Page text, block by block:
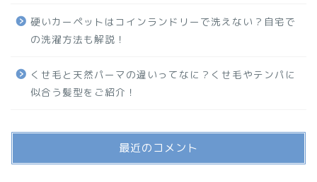
硬いカーペットはコインランドリーで洗えない？自宅で
の洗濯方法も解説！
くせ毛と天然パーマの違いってなに？くせ毛やテンパに
似合う髪型をご紹介！
最近のコメント